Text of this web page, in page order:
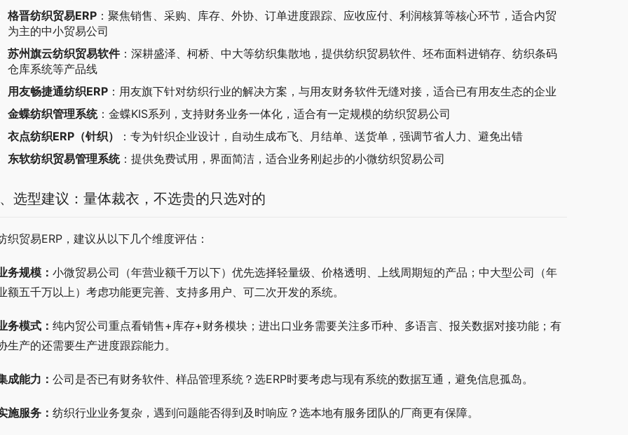
格晋纺织贸易ERP ：聚焦销售、采购、库存、外协、订单进度跟踪、应收应付、利润核算等核心环节，适合内贸
为主的中小贸易公司
苏州旗云纺织贸易软件：深耕盛泽、柯桥、中大等纺织集散地，提供纺织贸易软件、坯布面料进销存、纺织条码
仓库系统等产品线
用友畅捷通纺织ERP ：用友旗下针对纺织行业的解决方案，与用友财务软件无缝对接，适合已有用友生态的企业
金蝶纺织管理系统：金蝶KIS系列，支持财务业务一体化，适合有一定规模的纺织贸易公司
衣点纺织ERP（针织）
：专为针织企业设计，自动生成布飞、月结单、送货单，强调节省人力、避免出错
东软纺织贸易管理系统：提供免费试用，界面简洁，适合业务刚起步的小微纺织贸易公司
选型建议：量体裁衣，不选贵的只选对的
织贸易ERP，建议从以下几个维度评估：
务规模： 小微贸易公司（年营业额千万以下）优先选择轻量级、价格透明、上线周期短的产品；中大型公司（年
额五千万以上）考虑功能更完善、支持多用户、可二次开发的系统。
务模式： 纯内贸公司重点看销售+库存+财务模块；进出口业务需要关注多币种、多语言、报关数据对接功能；有
生产的还需要生产进度跟踪能力。
成能力： 公司是否已有财务软件、样品管理系统？选ERP时要考虑与现有系统的数据互通，避免信息孤岛。
施服务： 纺织行业业务复杂，遇到问题能否得到及时响应？选本地有服务团队的厂商更有保障。